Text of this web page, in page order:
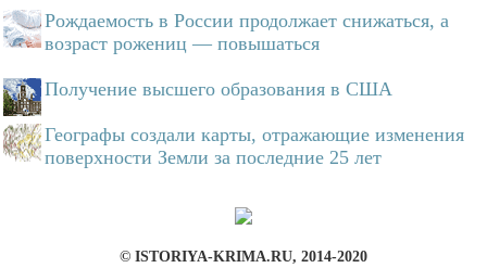
Рождаемость в России продолжает снижаться, а
возраст рожениц — повышаться
Получение высшего образования в США
Географы создали карты, отражающие изменения
поверхности Земли за последние 25 лет
© ISTORIYA-KRIMA.RU, 2014-2020